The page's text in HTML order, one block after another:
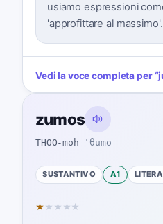
usiamo espressioni
'approfittare al massimo'.
Vedi la voce completa per“
zumos
THOO-moh ˈθumo
SUSTANTIVO A1
★ ★ ★ ★ ★